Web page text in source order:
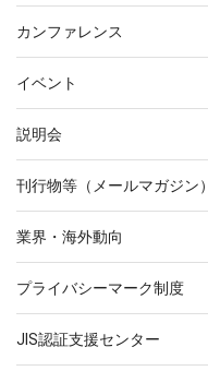
カンファレンス
イベント
説明会
刊行物等（メールマガジン）
業界・海外動向
プライバシーマーク制度
JIS認証支援センター